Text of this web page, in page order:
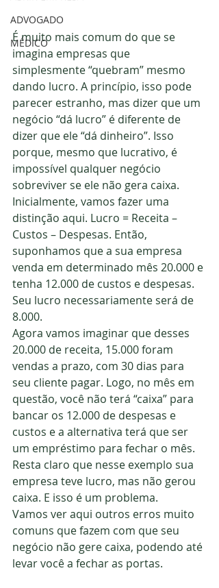
ADVOGADO
MÉDICO
É muito mais comum do que se
imagina empresas que
simplesmente “quebram” mesmo
dando lucro. A princípio, isso pode
parecer estranho, mas dizer que um
negócio “dá lucro” é diferente de
dizer que ele “dá dinheiro”. Isso
porque, mesmo que lucrativo, é
impossível qualquer negócio
sobreviver se ele não gera caixa.
Inicialmente, vamos fazer uma
distinção aqui. Lucro = Receita –
Custos – Despesas. Então,
suponhamos que a sua empresa
venda em determinado mês 20.000 e
tenha 12.000 de custos e despesas.
Seu lucro necessariamente será de
8.000.
Agora vamos imaginar que desses
20.000 de receita, 15.000 foram
vendas a prazo, com 30 dias para
seu cliente pagar. Logo, no mês em
questão, você não terá “caixa” para
bancar os 12.000 de despesas e
custos e a alternativa terá que ser
um empréstimo para fechar o mês.
Resta claro que nesse exemplo sua
empresa teve lucro, mas não gerou
caixa. E isso é um problema.
Vamos ver aqui outros erros muito
comuns que fazem com que seu
negócio não gere caixa, podendo até
levar você a fechar as portas.